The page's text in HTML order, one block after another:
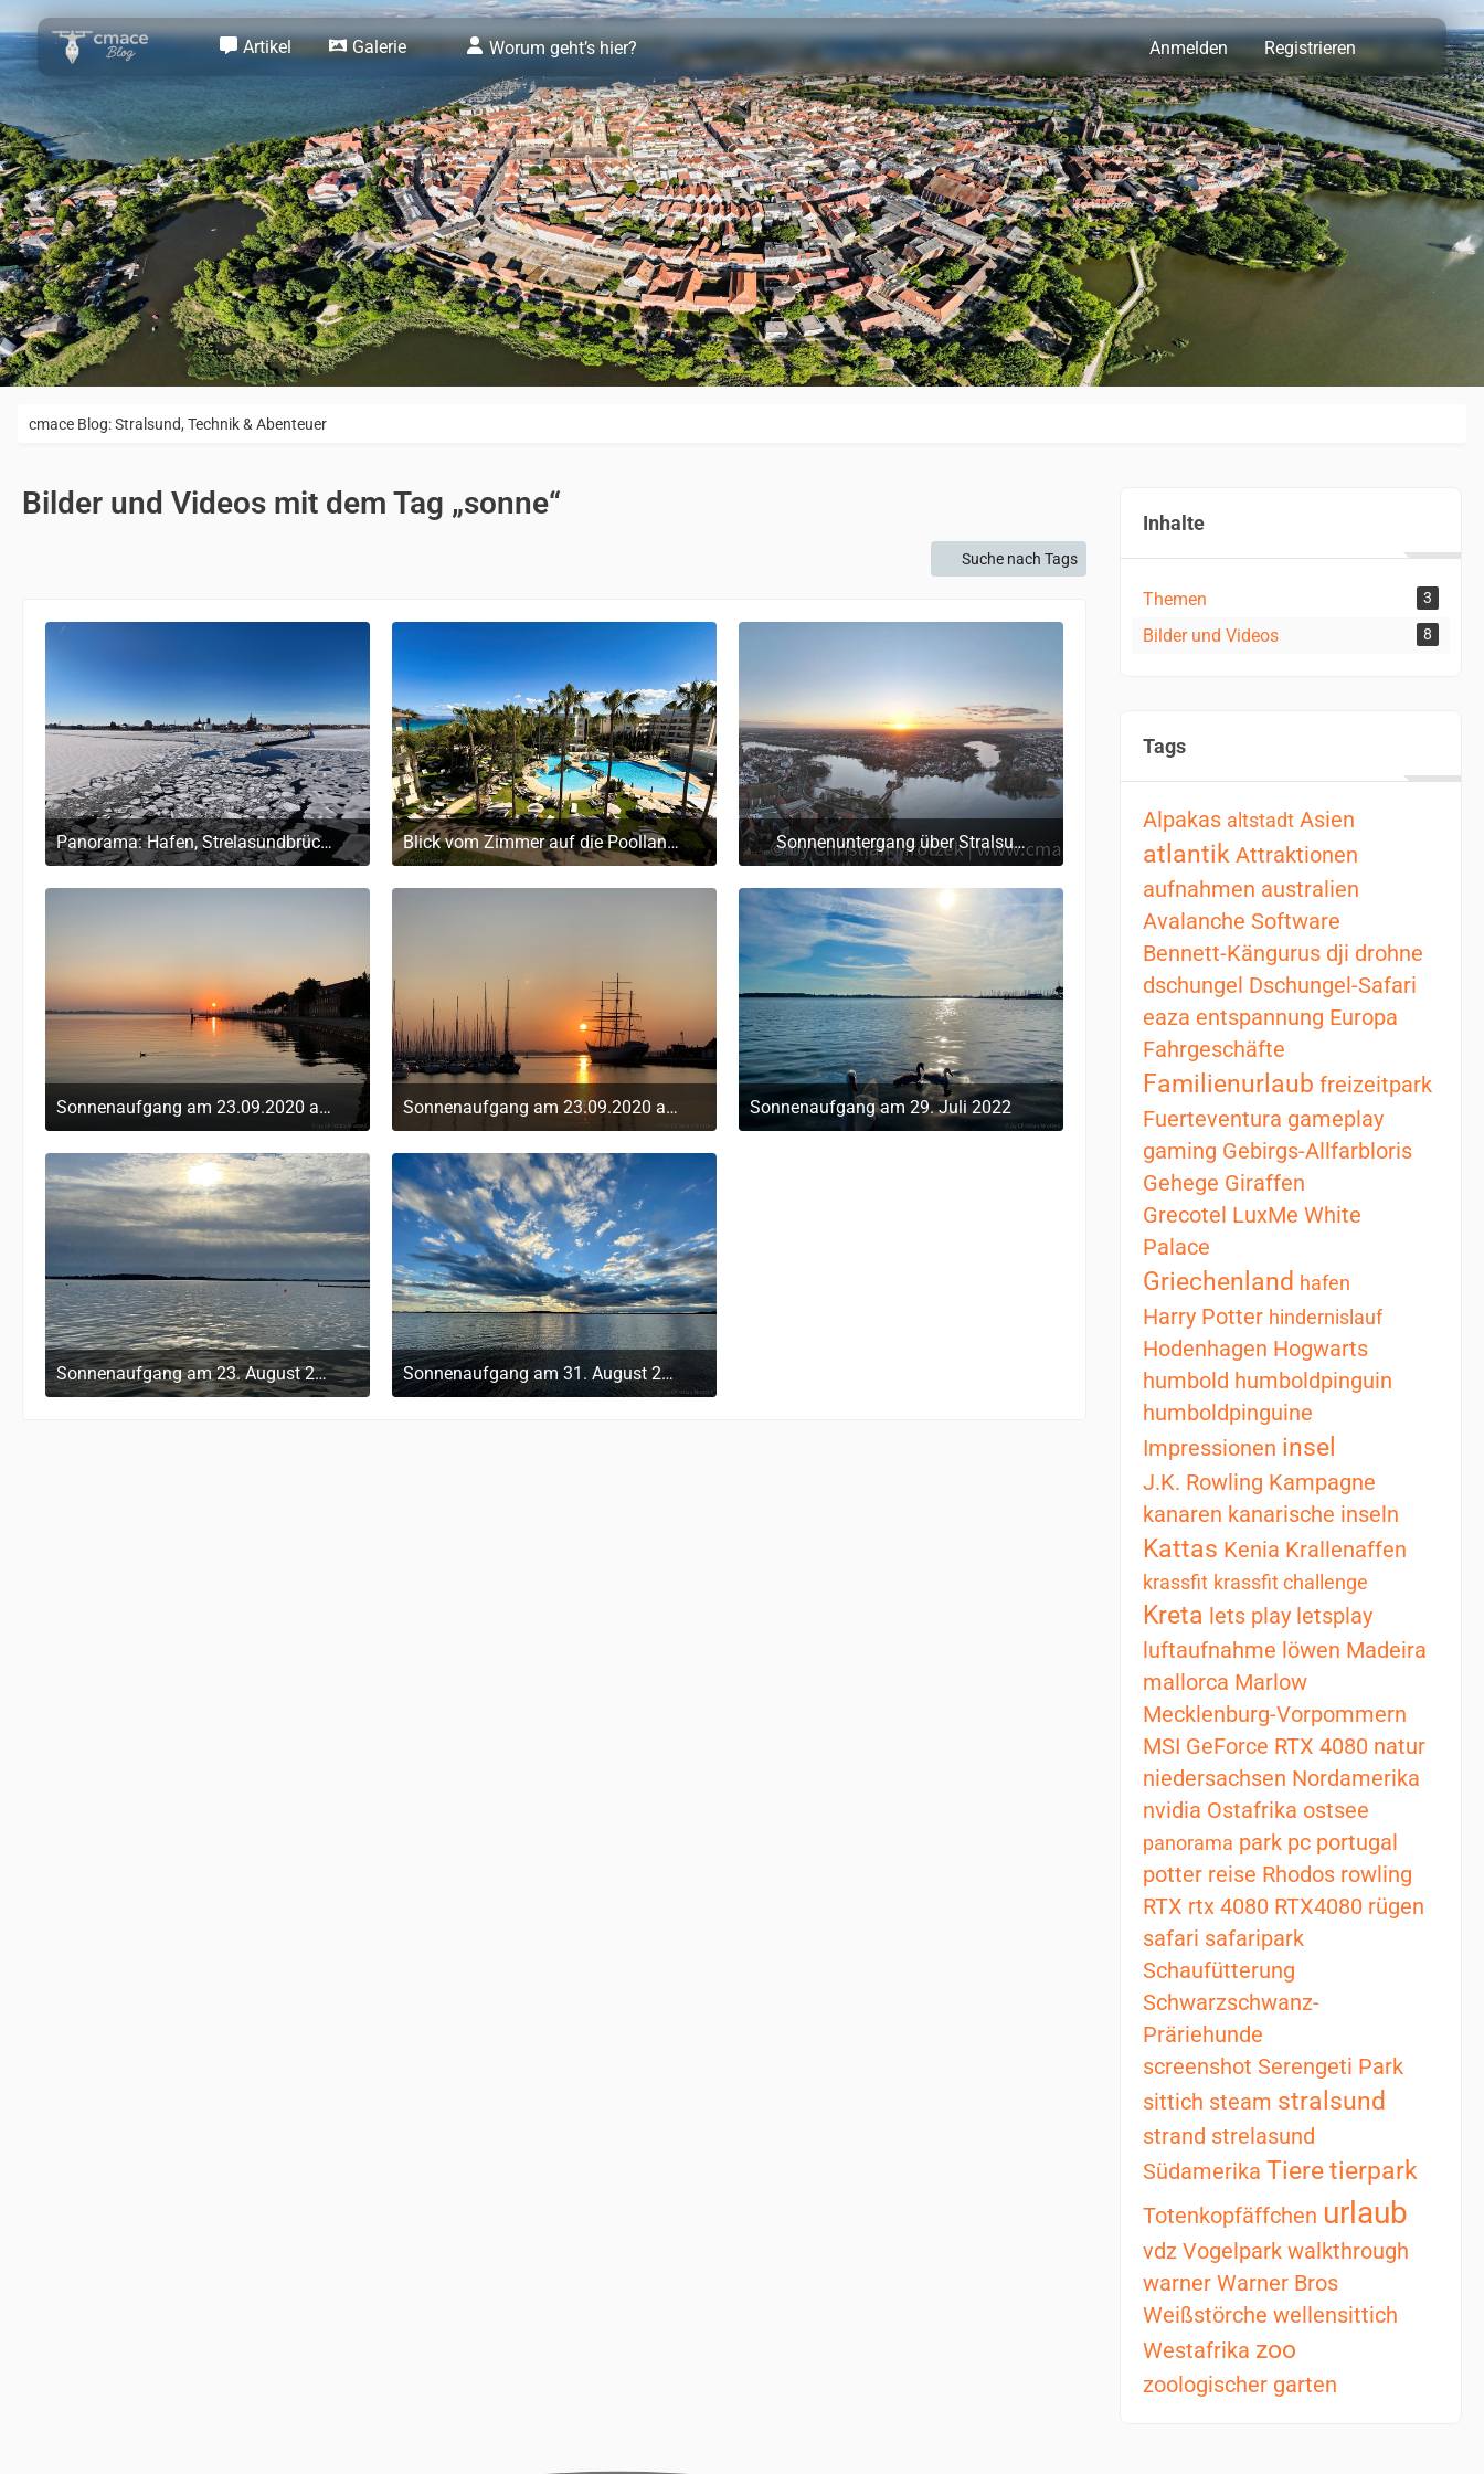
Artikel Galerie Worum geht’s hier? Anmelden Registrieren
cmace Blog: Stralsund, Technik & Abenteuer
Bilder und Videos mit dem Tag „sonne“
Suche nach Tags
Panorama: Hafen, Strelasundbrücke und Werft im Eis
4. März 2026 um 14:23
Blick vom Zimmer auf die Poollandschaft
12. Mai 2025 um 08:24
Sonnenuntergang über Stralsund | DJI | 4K
13. September 2022 um 11:30
Sonnenaufgang am 23.09.2020 am Hafen/Sund
10. September 2022 um 15:12
Sonnenaufgang am 23.09.2020 am Hafen/Sund
10. September 2022 um 15:12
Sonnenaufgang am 29. Juli 2022
10. September 2022 um 14:44
Sonnenaufgang am 23. August 2022
10. September 2022 um 14:40
Sonnenaufgang am 31. August 2022 über dem Strelasund
10. September 2022 um 14:28
Inhalte
Themen 3
Bilder und Videos 8
Tags
Alpakas altstadt Asien
atlantik Attraktionen
aufnahmen australien
Avalanche Software
Bennett-Kängurus dji drohne
dschungel Dschungel-Safari
eaza entspannung Europa
Fahrgeschäfte
Familienurlaub freizeitpark
Fuerteventura gameplay
gaming Gebirgs-Allfarbloris
Gehege Giraffen
Grecotel LuxMe White
Palace
Griechenland hafen
Harry Potter hindernislauf
Hodenhagen Hogwarts
humbold humboldpinguin
humboldpinguine
Impressionen insel
J.K. Rowling Kampagne
kanaren kanarische inseln
Kattas Kenia Krallenaffen
krassfit krassfit challenge
Kreta lets play letsplay
luftaufnahme löwen Madeira
mallorca Marlow
Mecklenburg-Vorpommern
MSI GeForce RTX 4080 natur
niedersachsen Nordamerika
nvidia Ostafrika ostsee
panorama park pc portugal
potter reise Rhodos rowling
RTX rtx 4080 RTX4080 rügen
safari safaripark
Schaufütterung
Schwarzschwanz-
Präriehunde
screenshot Serengeti Park
sittich steam stralsund
strand strelasund
Südamerika Tieretierpark
Totenkopfäffchen urlaub
vdz Vogelpark walkthrough
warner Warner Bros
Weißstörche wellensittich
Westafrika zoo
zoologischer garten